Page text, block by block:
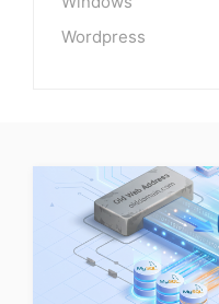
Wordpress